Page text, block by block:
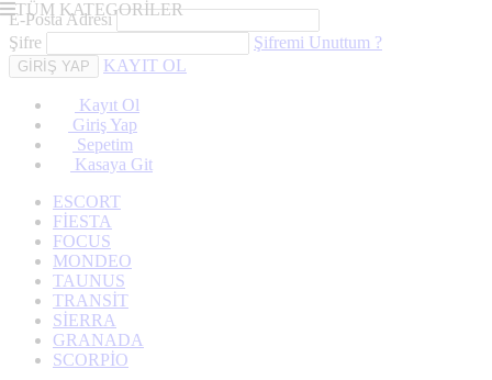
E-Posta Adresi
Şifre
Şifremi Unuttum ?
KAYIT OL
Kayıt Ol
Giriş Yap
Sepetim
Kasaya Git
ESCORT
FİESTA
FOCUS
MONDEO
TAUNUS
TRANSİT
SİERRA
GRANADA
SCORPİO
TÜM KATEGORİLER